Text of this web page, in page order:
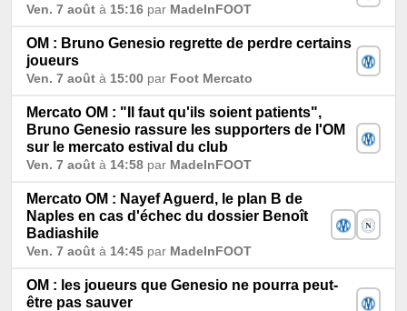
Ven. 7 août à 15:16 par MadeInFOOT
OM : Bruno Genesio regrette de perdre certains
joueurs
Ven. 7 août à 15:00 par Foot Mercato
Mercato OM : "Il faut qu'ils soient patients",
Bruno Genesio rassure les supporters de l'OM
sur le mercato estival du club
Ven. 7 août à 14:58 par MadeInFOOT
Mercato OM : Nayef Aguerd, le plan B de
Naples en cas d'échec du dossier Benoît
Badiashile
Ven. 7 août à 14:45 par MadeInFOOT
OM : les joueurs que Genesio ne pourra peut-
être pas sauver